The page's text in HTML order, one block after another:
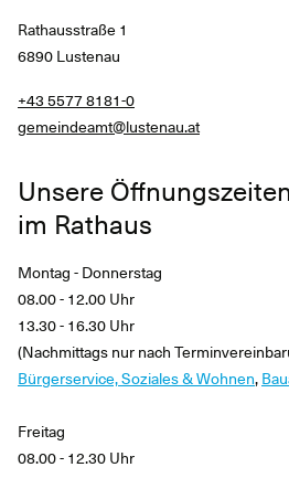
Rathausstraße 1
6890 Lustenau
+43 5577 8181-0
gemeindeamt@lustenau.at
Unsere Öffnungszeiten
im Rathaus
Montag - Donnerstag
08.00 - 12.00 Uhr
13.30 - 16.30 Uhr
(Nachmittags nur nach
Bürgerservice, Soziales & Wohnen,
Freitag
08.00 - 12.30 Uhr